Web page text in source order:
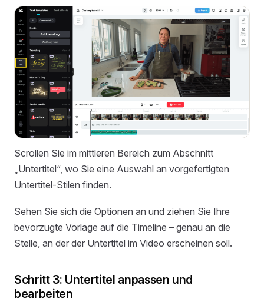
Scrollen Sie im mittleren Bereich zum Abschnitt
„Untertitel“, wo Sie eine Auswahl an vorgefertigten
Untertitel-Stilen finden.
Sehen Sie sich die Optionen an und ziehen Sie Ihre
bevorzugte Vorlage auf die Timeline – genau an die
Stelle, an der der Untertitel im Video erscheinen soll.
Schritt 3: Untertitel anpassen und
bearbeiten